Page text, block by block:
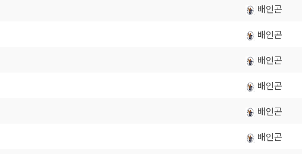
배인곤
배인곤
배인곤
배인곤
배인곤
배인곤